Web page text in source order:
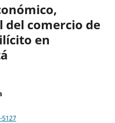
comercio de
en